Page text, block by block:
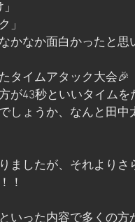
」
かなか面白かったと思
タイムアタック大会🎉
が43秒といいタイム
しょうか、なんと田
ましたが、それより
！
いった内容で多くの